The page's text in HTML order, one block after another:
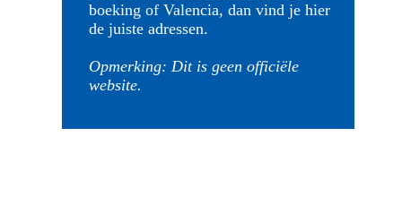
boeking of Valencia, dan vind je hier
de juiste adressen.
Opmerking: Dit is geen officiële
website.